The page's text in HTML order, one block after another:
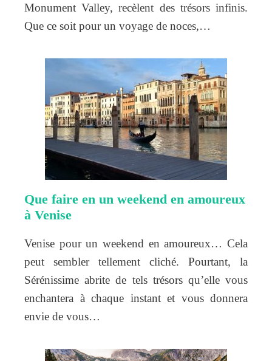
Monument Valley, recèlent des trésors infinis.
Que ce soit pour un voyage de noces,…
Que faire en un weekend en amoureux
à Venise
Venise pour un weekend en amoureux… Cela
peut sembler tellement cliché. Pourtant, la
Sérénissime abrite de tels trésors qu’elle vous
enchantera à chaque instant et vous donnera
envie de vous…